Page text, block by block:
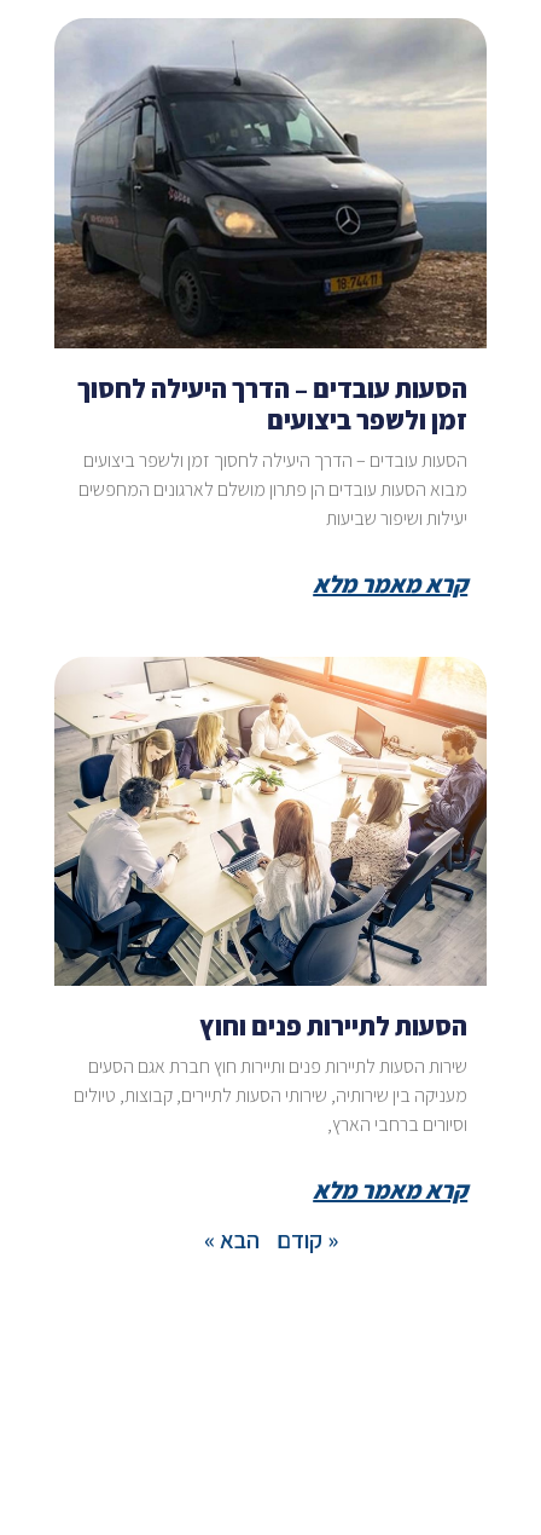
הסעות עובדים – הדרך היעילה לחסוך
זמן ולשפר ביצועים
הסעות עובדים – הדרך היעילה לחסוך זמן ולשפר ביצועים
מבוא הסעות עובדים הן פתרון מושלם לארגונים המחפשים
יעילות ושיפור שביעות
קרא מאמר מלא
הסעות לתיירות פנים וחוץ
שירות הסעות לתיירות פנים ותיירות חוץ חברת אגם הסעים
מעניקה בין שירותיה, שירותי הסעות לתיירים, קבוצות, טיולים
וסיורים ברחבי הארץ,
קרא מאמר מלא
« קודם
הבא »